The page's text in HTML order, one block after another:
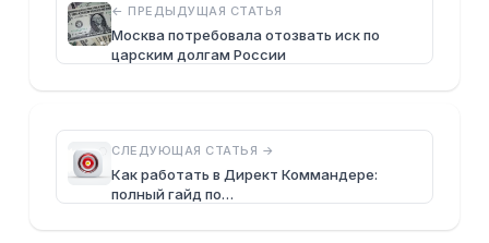
← ПРЕДЫДУЩАЯ СТАТЬЯ
Москва потребовала отозвать иск по
царским долгам России
СЛЕДУЮЩАЯ СТАТЬЯ →
Как работать в Директ Коммандере:
полный гайд по…